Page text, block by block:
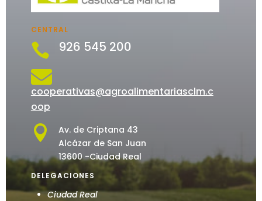
CENTRAL
 926 545 200

cooperativas@agroalimentariasclm.c
oop

Av. de Criptana 43
Alcázar de San Juan
13600 -Ciudad Real
DELEGACIONES
Ciudad Real